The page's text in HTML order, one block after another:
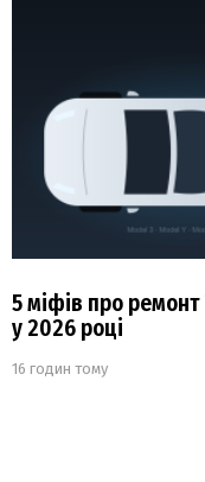
5 міфів про ремонт
у 2026 році
16 годин тому